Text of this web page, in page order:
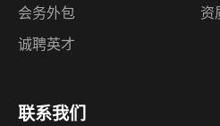
会务外包
资
诚聘英才
联系我们